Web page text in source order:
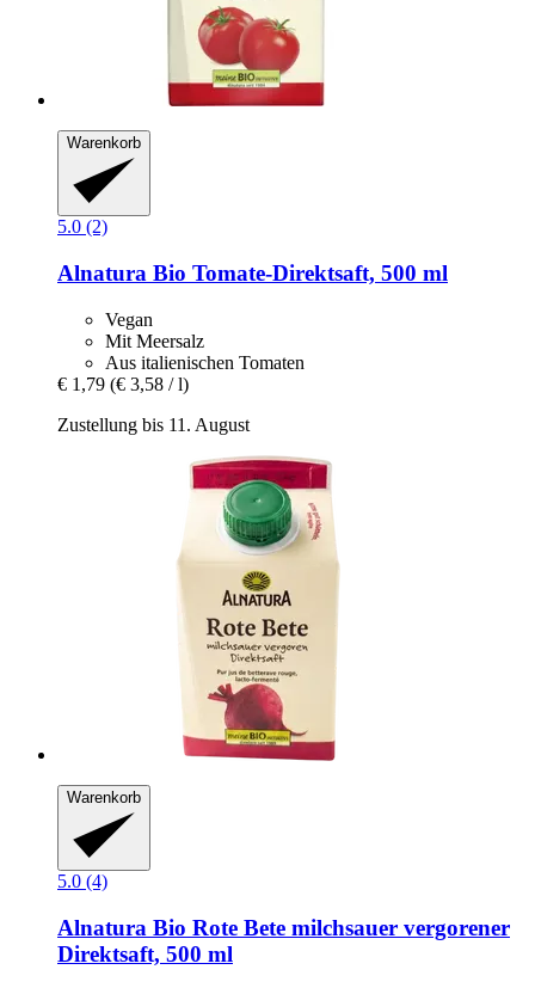
Warenkorb
5.0 (2)
Alnatura Bio Tomate-​Direktsaft, 500 ml
Vegan
Mit Meersalz
Aus italienischen Tomaten
€ 1,79 (€ 3,58 / l)
Zustellung bis 11. August
Warenkorb
5.0 (4)
Alnatura Bio Rote Bete milchsauer vergorener
Direktsaft, 500 ml